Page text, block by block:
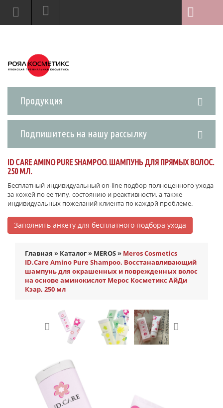
Продукция
Подпишитесь на нашу рассылку
ID CARE AMINO PURE SHAMPOO. ШАМПУНЬ ДЛЯ ПРЯМЫХ ВОЛОС.
250 МЛ.
Бесплатный индивидуальный on-line подбор полноценного ухода
за кожей по ее типу, состоянию и реактивности, а также
индивидуальных пожеланий клиента по каждой проблеме.
Заполнить анкету для бесплатного подбора ухода
Главная » Каталог» MEROS» Meros Cosmetics
ID.Care Amino Pure Shampoo. Восстанавливающий
шампунь для окрашенных и поврежденных волос
на основе аминокислот Мерос Косметикс АйДи
Кэар, 250 мл